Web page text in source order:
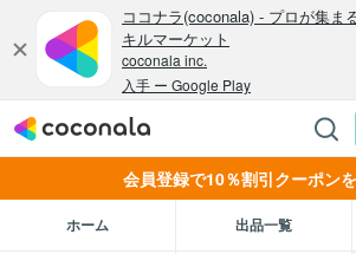
会員登録で10％割引クーポン
ホーム 出品一覧